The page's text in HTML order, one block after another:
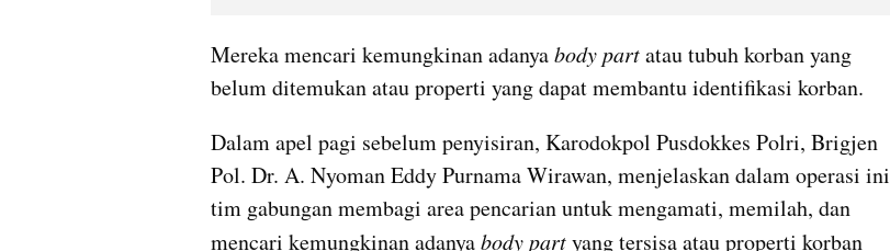
Mereka mencari kemungkinan adanya body part atau tubuh korban yang
belum ditemukan atau properti yang dapat membantu identifikasi korban.
Dalam apel pagi sebelum penyisiran, Karodokpol Pusdokkes Polri, Brigjen
Pol. Dr. A. Nyoman Eddy Purnama Wirawan, menjelaskan dalam operasi ini
tim gabungan membagi area pencarian untuk mengamati, memilah, dan
mencari kemungkinan adanya body part yang tersisa atau properti korban